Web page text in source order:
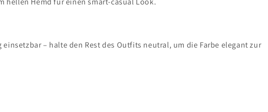
– halte den Rest des Outfits neutral, um die Farbe elegant zur